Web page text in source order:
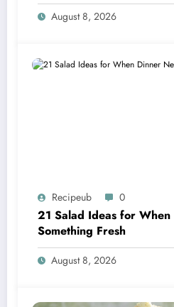
August 8, 2026
Recipeub 0
21 Salad Ideas for
Something Fresh
August 8, 2026